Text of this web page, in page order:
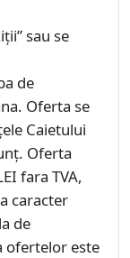
sau se
de
Oferta se
Caietului
Oferta
fara TVA,
caracter
de
ofertelor este